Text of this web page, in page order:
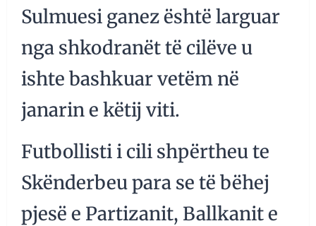
Sulmuesi ganez është larguar
nga shkodranët të cilëve u
ishte bashkuar vetëm në
janarin e këtij viti.
Futbollisti i cili shpërtheu te
Skënderbeu para se të bëhej
pjesë e Partizanit, Ballkanit e